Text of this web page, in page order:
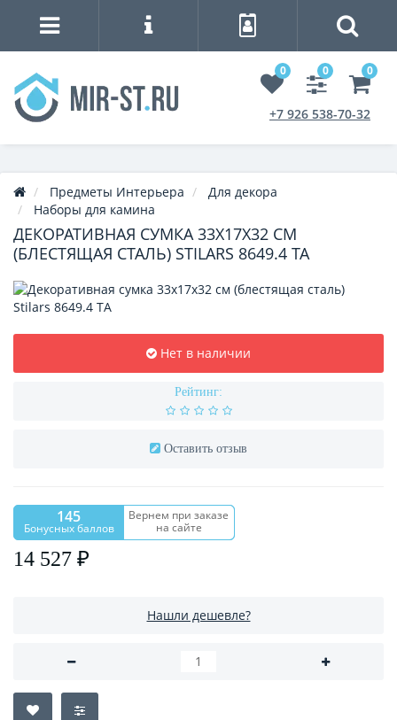
0 0 0
+7 926 538-70-32
Предметы Интерьера
Для декора
Наборы для камина
ДЕКОРАТИВНАЯ СУМКА 33Х17Х32 СМ
(БЛЕСТЯЩАЯ СТАЛЬ) STILARS 8649.4 TA
Нет в наличии
Рейтинг:
Оставить отзыв
145
Бонусных баллов
Вернем при заказе
на сайте
14 527 ₽
Нашли дешевле?